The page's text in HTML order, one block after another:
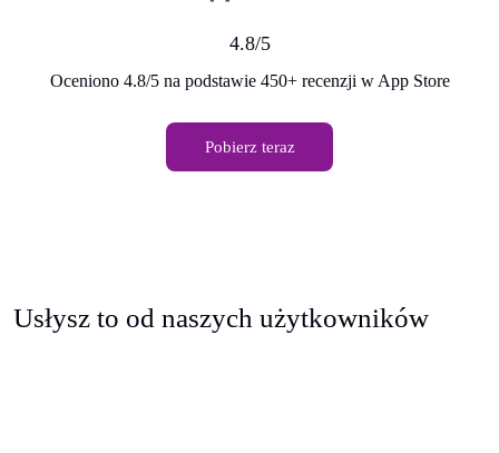
4.8/5
Oceniono 4.8/5 na podstawie 450+ recenzji w App Store
Pobierz teraz
Usłysz to od naszych użytkowników